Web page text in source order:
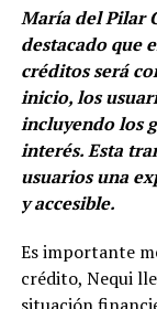
María del Pilar
destacado que
créditos será
inicio, los
incluyendo los
interés. Esta
usuarios una
y accesible.
Es importante
crédito, Nequi